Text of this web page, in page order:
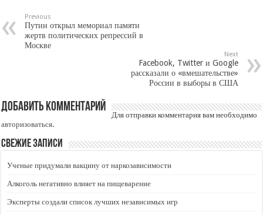
Previous
Путин открыл мемориал памяти
жертв политических репрессий в
Москве
Next
Facebook, Twitter и Google
рассказали о «вмешательстве»
России в выборы в США
Добавить комментарий
Для отправки комментария вам необходимо
авторизоваться.
Свежие записи
Ученые придумали вакцину от наркозависимости
Алкоголь негативно влияет на пищеварение
Эксперты создали список лучших независимых игр